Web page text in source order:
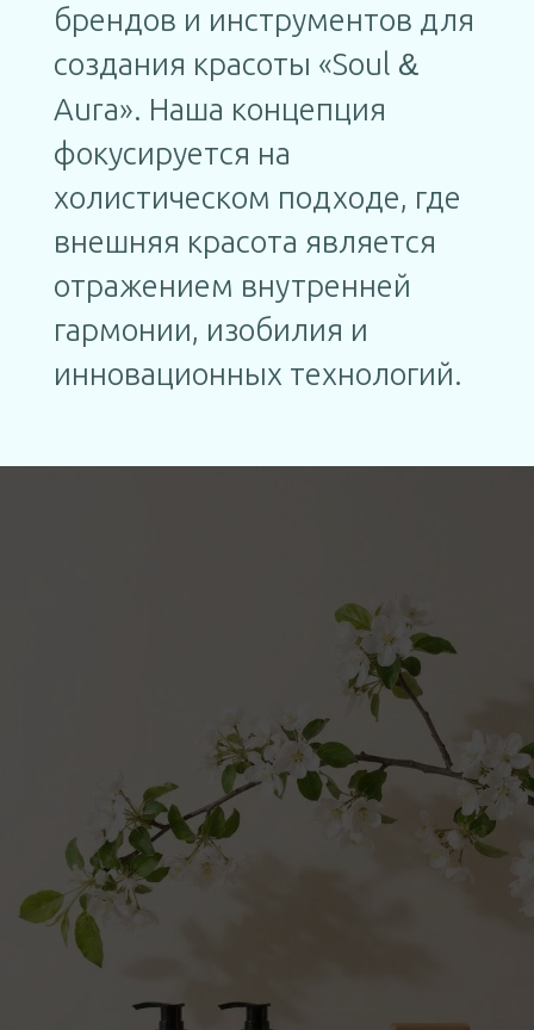
брендов и инструментов для
создания красоты «Soul &
Aura». Наша концепция
фокусируется на
холистическом подходе, где
внешняя красота является
отражением внутренней
гармонии, изобилия и
инновационных технологий.